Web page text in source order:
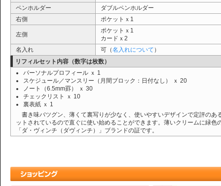
ペンホルダー
ダブルペンホルダー
右側
ポケットｘ1
左側
ポケットｘ1
カードｘ2
名入れ
可（名入れについて ）
リフィルセット内容（数字は枚数）
パーソナルプロフィール ｘ 1
スケジュール／マンスリー（月間ブロック：日付なし） ｘ 20
ノート（6.5mm罫） ｘ 30
チェックリスト ｘ 10
裏表紙 ｘ 1
書き味バツグン、薄くて裏写りが少なく、使いやすいデザインで定評のあ
ットされているので直ぐに使い始めることができます。薄いクリームに緑色
「ダ・ヴィンチ（ダヴィンチ）」ブランドの証です。